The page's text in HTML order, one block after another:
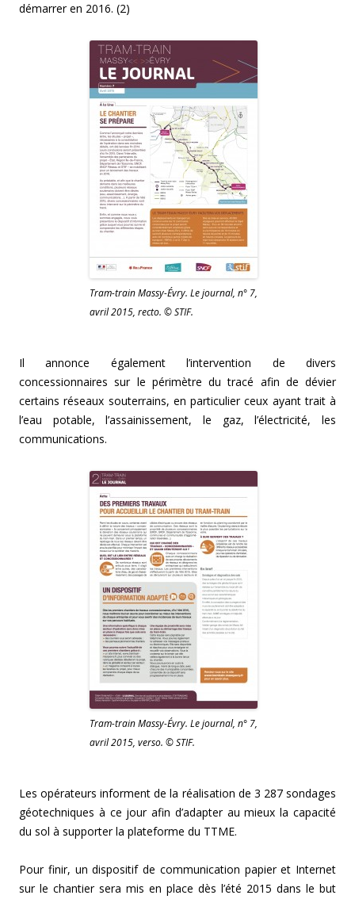
démarrer en 2016. (2)
Tram-train Massy-Évry. Le journal, n° 7,
avril 2015, recto. © STIF.
Il annonce également l’intervention de divers
concessionnaires sur le périmètre du tracé afin de dévier
certains réseaux souterrains, en particulier ceux ayant trait à
l’eau potable, l’assainissement, le gaz, l’électricité, les
communications.
Tram-train Massy-Évry. Le journal, n° 7,
avril 2015, verso. © STIF.
Les opérateurs informent de la réalisation de 3 287 sondages
géotechniques à ce jour afin d’adapter au mieux la capacité
du sol à supporter la plateforme du TTME.
Pour finir, un dispositif de communication papier et Internet
sur le chantier sera mis en place dès l’été 2015 dans le but